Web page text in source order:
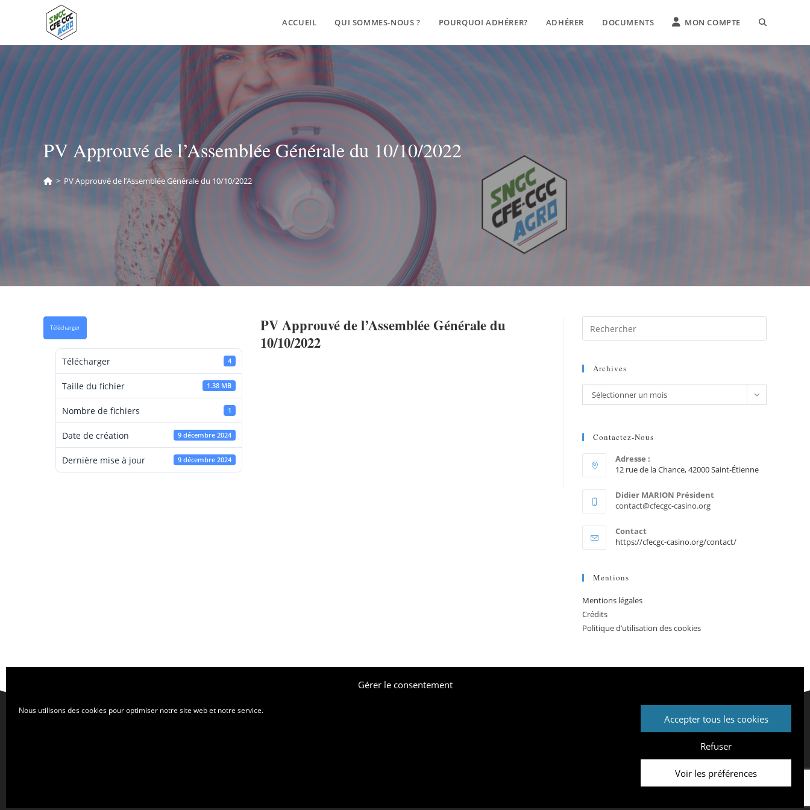
Gérer le consentement
Nous utilisons des cookies pour optimiser notre site web et notre service.
Accepter tous les cookies
Refuser
Voir les préférences
ACCUEIL QUI SOMMES-NOUS ? POURQUOI ADHÉRER? ADHÉRER DOCUMENTS MON COMPTE
PV Approuvé de l’Assemblée Générale du 10/10/2022
> PV Approuvé de l’Assemblée Générale du 10/10/2022
Télécharger
Télécharger 4
Taille du fichier 1.38 MB
Nombre de fichiers 1
Date de création 9 décembre 2024
Dernière mise à jour 9 décembre 2024
PV Approuvé de l’Assemblée Générale du
10/10/2022
Archives
Sélectionner un mois
Contactez-Nous
Adresse :
12 rue de la Chance, 42000 Saint-Étienne
Didier MARION Président
contact@cfecgc-casino.org
Contact
https://cfecgc-casino.org/contact/
Mentions
Mentions légales
Crédits
Politique d’utilisation des cookies